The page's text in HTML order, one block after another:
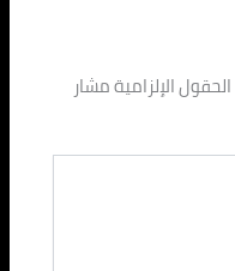
الحقول الإلزامية مشار